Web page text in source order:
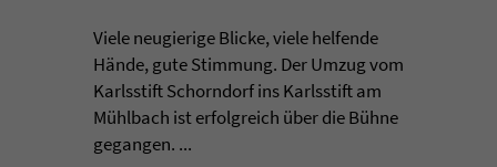
Viele neugierige Blicke, viele helfende
Hände, gute Stimmung. Der Umzug vom
Karlsstift Schorndorf ins Karlsstift am
Mühlbach ist erfolgreich über die Bühne
gegangen. ...